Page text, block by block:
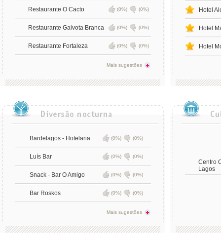
Restaurante O Cacto (0%) (0%)
Restaurante Gaivota Branca (0%) (0%)
Restaurante Fortaleza (0%) (0%)
Mais sugestões
Hotel
Hotel
Hotel
Bardelagos - Hotelaria (0%) (0%)
Luís Bar (0%) (0%)
Snack - Bar O Amigo (0%) (0%)
Bar Roskos (0%) (0%)
Mais sugestões
Centro
Lagos